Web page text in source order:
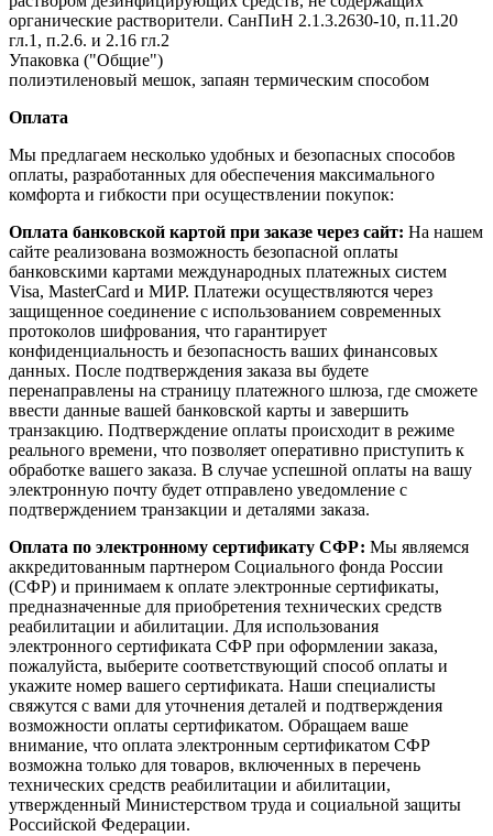
органические растворители. СанПиН 2.1.3.2630-10, п.11.20
гл.1, п.2.6. и 2.16 гл.2
Упаковка ("Общие")
полиэтиленовый мешок, запаян термическим способом
Оплата
Мы предлагаем несколько удобных и безопасных способов
оплаты, разработанных для обеспечения максимального
комфорта и гибкости при осуществлении покупок:
Оплата банковской картой при заказе через сайт: На нашем
сайте реализована возможность безопасной оплаты
банковскими картами международных платежных систем
Visa, MasterCard и МИР. Платежи осуществляются через
защищенное соединение с использованием современных
протоколов шифрования, что гарантирует
конфиденциальность и безопасность ваших финансовых
данных. После подтверждения заказа вы будете
перенаправлены на страницу платежного шлюза, где сможете
ввести данные вашей банковской карты и завершить
транзакцию. Подтверждение оплаты происходит в режиме
реального времени, что позволяет оперативно приступить к
обработке вашего заказа. В случае успешной оплаты на вашу
электронную почту будет отправлено уведомление с
подтверждением транзакции и деталями заказа.
Оплата по электронному сертификату СФР: Мы являемся
аккредитованным партнером Социального фонда России
(СФР) и принимаем к оплате электронные сертификаты,
предназначенные для приобретения технических средств
реабилитации и абилитации. Для использования
электронного сертификата СФР при оформлении заказа,
пожалуйста, выберите соответствующий способ оплаты и
укажите номер вашего сертификата. Наши специалисты
свяжутся с вами для уточнения деталей и подтверждения
возможности оплаты сертификатом. Обращаем ваше
внимание, что оплата электронным сертификатом СФР
возможна только для товаров, включенных в перечень
технических средств реабилитации и абилитации,
утвержденный Министерством труда и социальной защиты
Российской Федерации.